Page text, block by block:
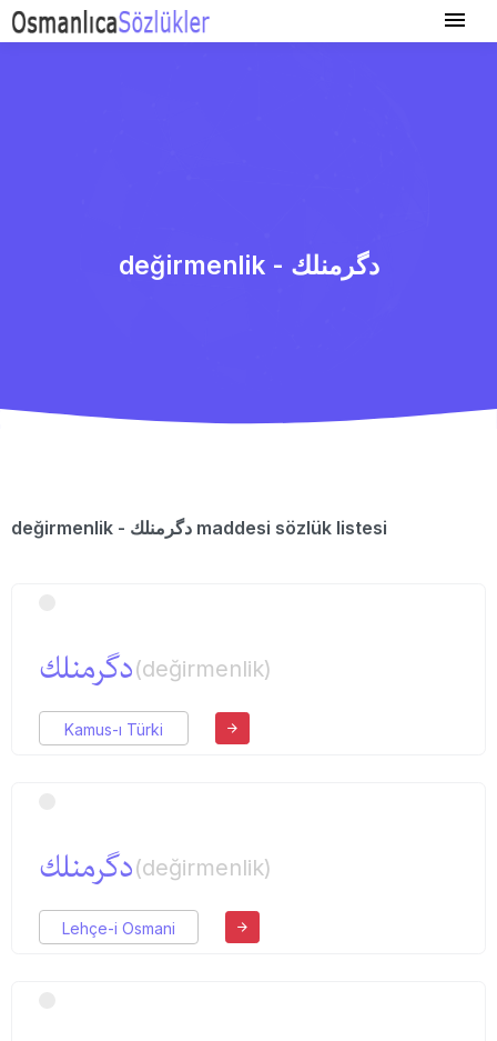
değirmenlik - دگرمنلك
değirmenlik - دگرمنلك maddesi sözlük listesi
دگرمنلك(değirmenlik)
Kamus-ı Türki
دگرمنلك(değirmenlik)
Lehçe-i Osmani